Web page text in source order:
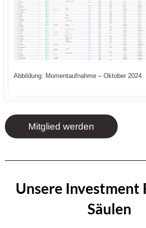
Abbildung: Momentaufnahme – Oktober 2024
Mitglied werden
Unsere Investment
Säulen